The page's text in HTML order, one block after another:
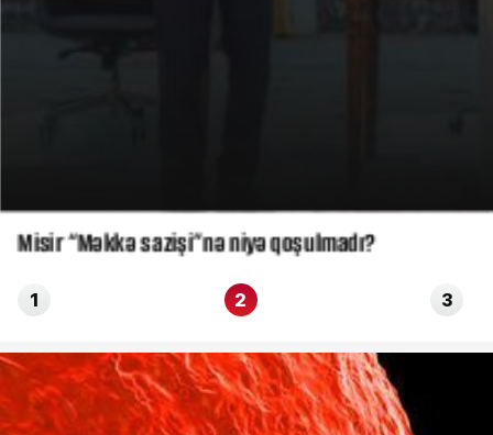
Misir “Məkkə sazişi”nə niyə qoşulmadı?
1 2 3